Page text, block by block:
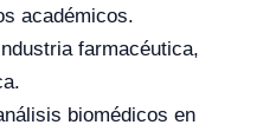
académicos.
farmacéutica,
biomédicos en